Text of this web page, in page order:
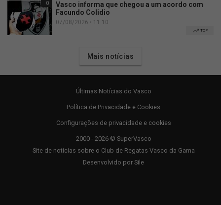
0
Vasco informa que chegou a um acordo com
Facundo Colidio
07/08/2026 • 11:10
TOP
Mais notícias
Últimas Notícias do Vasco
Política de Privacidade e Cookies
Configurações de privacidade e cookies
2000 - 2026 © SuperVasco
Site de notícias sobre o Club de Regatas Vasco da Gama
Desenvolvido por Sile